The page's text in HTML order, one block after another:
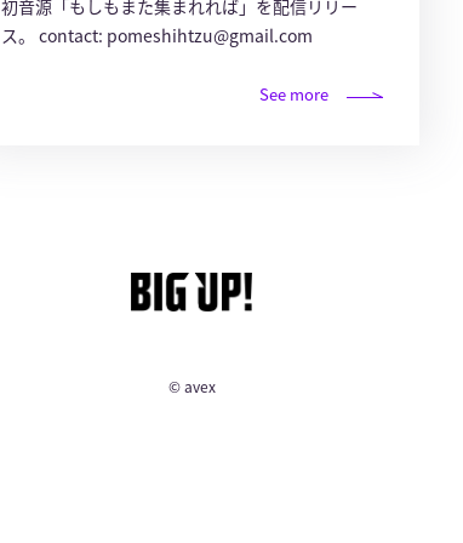
初音源「もしもまた集まれれば」を配信リリー
ス。 contact: pomeshihtzu@gmail.com
See more
© avex